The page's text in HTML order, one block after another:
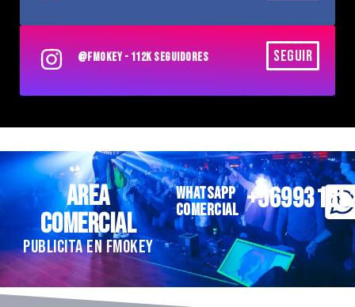
SEGUIR
@FMOKEY - 112K SEGUIDORES
AREA
COMERCIAL
PUBLICITA EN FMOKEY
WHATSAPP
COMERCIAL